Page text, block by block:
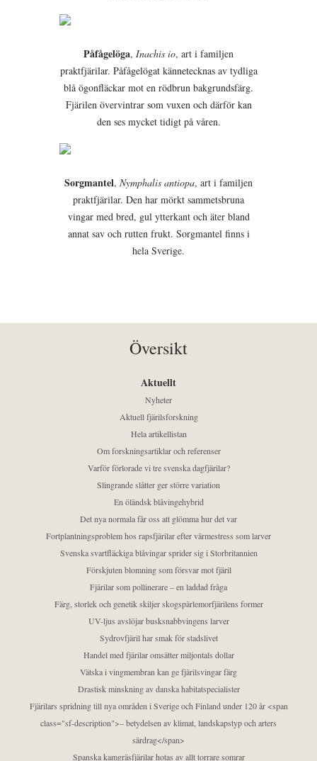
Påfågelöga, Inachis io, art i familjen
praktfjärilar. Påfågelögat kännetecknas av tydliga
blå ögonfläckar mot en rödbrun bakgrundsfärg.
Fjärilen övervintrar som vuxen och därför kan
den ses mycket tidigt på våren.
Sorgmantel, Nymphalis antiopa, art i familjen
praktfjärilar. Den har mörkt sammetsbruna
vingar med bred, gul ytterkant och äter bland
annat sav och rutten frukt. Sorgmantel finns i
hela Sverige.
Översikt
Aktuellt
Nyheter
Aktuell fjärilsforskning
Hela artikellistan
Om forskningsartiklar och referenser
Varför förlorade vi tre svenska dagfjärilar?
Slingrande slåtter ger större variation
En öländsk blåvingehybrid
Det nya normala får oss att glömma hur det var
Fortplantningsproblem hos rapsfjärilar efter värmestress som larver
Svenska svartfläckiga blåvingar sprider sig i Storbritannien
Förskjuten blomning som försvar mot fjäril
Fjärilar som pollinerare – en laddad fråga
Färg, storlek och genetik skiljer skogspärlemorfjärilens former
UV-ljus avslöjar busksnabbvingens larver
Sydrovfjäril har smak för stadslivet
Handel med fjärilar omsätter miljontals dollar
Vätska i vingmembran kan ge fjärilsvingar färg
Drastisk minskning av danska habitatspecialister
Fjärilars spridning till nya områden i Sverige och Finland under 120 år <span
class="sf-description">– betydelsen av klimat, landskapstyp och arters
särdrag</span>
Spanska kamgräsfjärilar hotas av allt torrare somrar